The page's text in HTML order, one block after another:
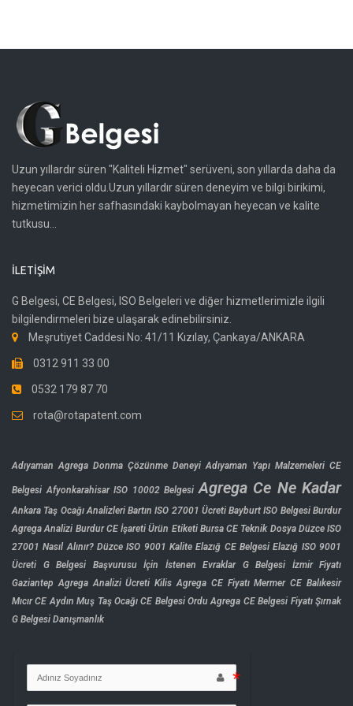
Uzun yıllardır süren "Kaliteli Hizmet" serüveni, son yıllarda daha da
heyecan verici oldu.Uzun yıllardır süren deneyim ve bilgi birikimi,
hizmetimizin her safhasındaki kaybolmayan heyecan ve kalite
tutkusu...
İLETIŞIM
G Belgesi, CE Belgesi, ISO Belgeleri ve diğer hizmetlerimizle ilgili
bilgilendirmeleri bize ulaşarak edinebilirsiniz.
Meşrutiyet Caddesi No: 41/11 Kızılay, Çankaya/ANKARA
0312 911 33 00
0532 179 87 70
rota@rotapatent.com
Adıyaman Agrega Donma Çözünme Deneyi Adıyaman Yapı Malzemeleri CE
Belgesi Afyonkarahisar ISO 10002 Belgesi Agrega Ce Ne Kadar
Ankara Taş Ocağı Analizleri Bartın ISO 27001 Ücreti Bayburt ISO Belgesi Burdur
Agrega Analizi Burdur CE İşareti Ürün Etiketi Bursa CE Teknik Dosya Düzce ISO
27001 Nasıl Alınır? Düzce ISO 9001 Kalite Elazığ CE Belgesi Elazığ ISO 9001
Ücreti
G Belgesi Başvurusu İçin İstenen Evraklar
G Belgesi İzmir Fiyatı
Gaziantep Agrega Analizi Ücreti Kilis Agrega CE Fiyatı Mermer CE Balıkesir
Mıcır CE Aydın Muş Taş Ocağı CE Belgesi Ordu Agrega CE Belgesi Fiyatı Şırnak
G Belgesi Danışmanlık